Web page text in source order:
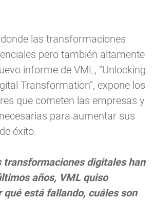
las transformaciones
pero también altamente
informe de VML, “Unlocking
Transformation”, expone los
que cometen las empresas y
para aumentar sus
éxito.
transformaciones digitales han
años, VML quiso
qué está fallando, cuáles son